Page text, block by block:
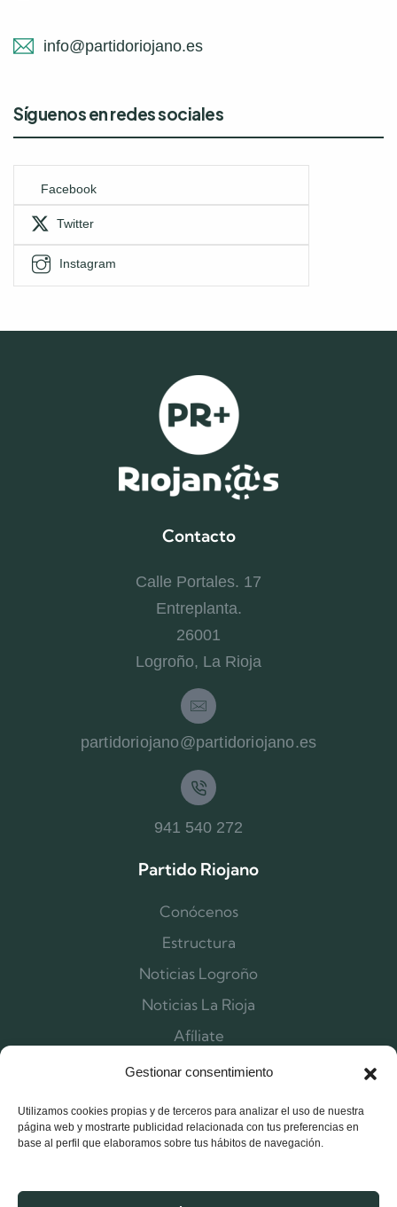
Gestionar consentimiento
Utilizamos cookies propias y de terceros para analizar el uso de nuestra
página web y mostrarte publicidad relacionada con tus preferencias en
base al perfil que elaboramos sobre tus hábitos de navegación.
info@partidoriojano.es
Síguenos en redes sociales
Facebook
Twitter
Instagram
Contacto
Calle Portales. 17
Entreplanta.
26001
Logroño, La Rioja
partidoriojano@partidoriojano.es
941 540 272
Partido Riojano
Conócenos
Estructura
Noticias Logroño
Noticias La Rioja
Afíliate
Contacta